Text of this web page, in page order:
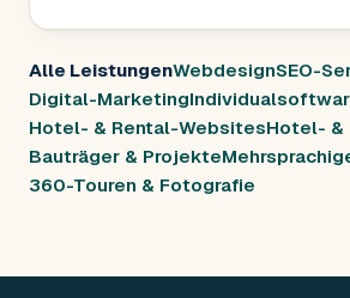
Alle LeistungenWebdesignSEO-
Digital-Marketing
Hotel- & Rental-WebsitesHotel- &
Bauträger & Projekte
360-Touren & Fotografie